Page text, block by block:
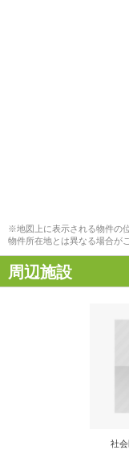
※地図上に表示される物件の
物件所在地とは異なる場合が
周辺施設
社